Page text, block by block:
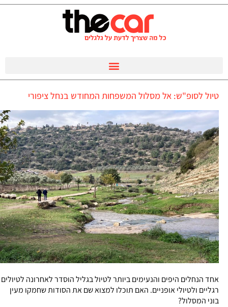
טיול לסופ"ש: אל מסלול המשפחות המחודש בנחל ציפורי
אחד הנחלים היפים והנעימים ביותר לטיול בגליל הוסדר לאחרונה לטיולים
רגליים ולטיולי אופניים. האם תוכלו למצוא שם את הסודות שחמקו מעין
בוני המסלול?